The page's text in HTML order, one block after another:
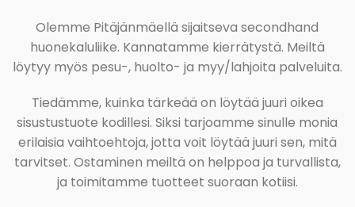
Olemme Pitäjänmäellä sijaitseva secondhand
huonekaluliike. Kannatamme kierrätystä. Meiltä
löytyy myös pesu-, huolto- ja myy/lahjoita palveluita.
Tiedämme, kuinka tärkeää on löytää juuri oikea
sisustustuote kodillesi. Siksi tarjoamme sinulle monia
erilaisia vaihtoehtoja, jotta voit löytää juuri sen, mitä
tarvitset. Ostaminen meiltä on helppoa ja turvallista,
ja toimitamme tuotteet suoraan kotiisi.